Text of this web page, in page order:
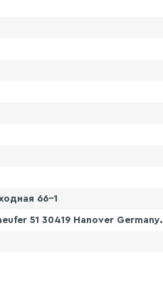
66-1
51 30419 Hanover Germany.